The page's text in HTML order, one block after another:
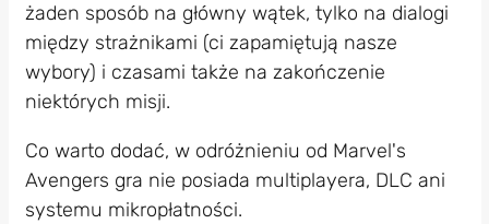
żaden sposób na główny wątek, tylko na dialogi
między strażnikami (ci zapamiętują nasze
wybory) i czasami także na zakończenie
niektórych misji.
Co warto dodać, w odróżnieniu od Marvel's
Avengers gra nie posiada multiplayera, DLC ani
systemu mikropłatności.